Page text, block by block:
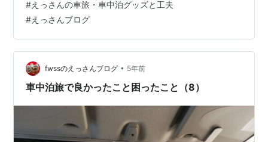
以前に購入していた、もう１台のポータブル電源と、２
台積み込む場合もあります。 このポータブル電源を充電
する方法で、走行充電以外の方法を検討した結果、ソー
ラーパネル を購入…
#えっさんの車旅・車中泊グッズと工夫
#えっさんブログ
fwssのえっさんブログ • 5年前
車中泊旅で良かったこと困ったこと（8）